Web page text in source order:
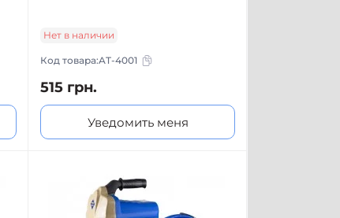
Нет в наличии
Код товара:AT-4001
515 грн.
Уведомить меня